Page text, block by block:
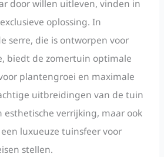
door willen uitleven, vinden in
oplossing. In
serre, die is ontworpen voor
biedt de zomertuin optimale
plantengroei en maximale
uitbreidingen van de tuin
esthetische verrijking, maar ook
luxueuze tuinsfeer voor
stellen.